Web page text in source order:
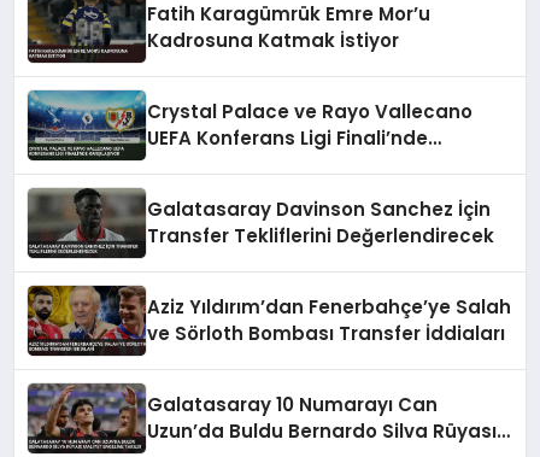
Fatih Karagümrük Emre Mor’u
Kadrosuna Katmak İstiyor
Crystal Palace ve Rayo Vallecano
UEFA Konferans Ligi Finali’nde
Galatasaray Davinson Sanchez İçin
Transfer Tekliflerini Değerlendirecek
Aziz Yıldırım’dan Fenerbahçe’ye Salah
ve Sörloth Bombası Transfer İddiaları
Galatasaray 10 Numarayı Can
Uzun’da Buldu Bernardo Silva Rüyası